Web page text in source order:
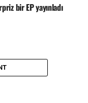
bir EP yayınladı